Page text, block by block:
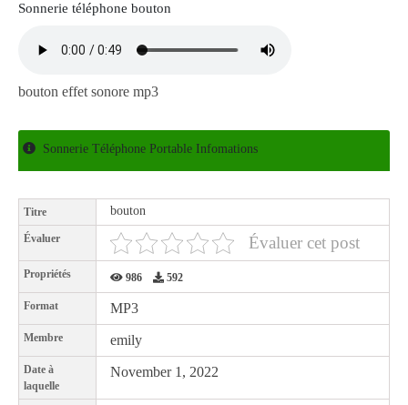
Sonnerie téléphone bouton
bouton effet sonore mp3
Sonnerie Téléphone Portable Infomations
Titre bouton
Évaluer Évaluer cet post
Propriétés 986 592
Format MP3
Membre emily
Date à
laquelle
November 1, 2022